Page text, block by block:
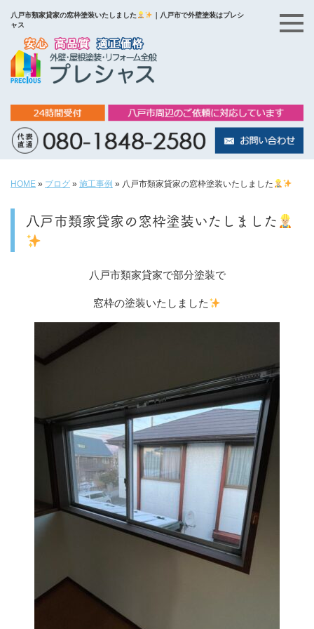
八戸市類家貸家の窓枠塗装いたしました
｜八戸市で外壁塗装はプレシ
ャス
HOME » ブログ » 施工事例 » 八戸市類家貸家の窓枠塗装いたしました
八戸市類家貸家の窓枠塗装いたしました
八戸市類家貸家で部分塗装で
窓枠の塗装いたしました